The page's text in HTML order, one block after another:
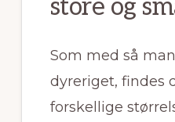
store og
Som med så
dyreriget, findes
forskellige